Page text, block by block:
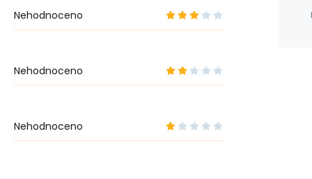
Nehodnoceno
Nehodnoceno
Nehodnoceno